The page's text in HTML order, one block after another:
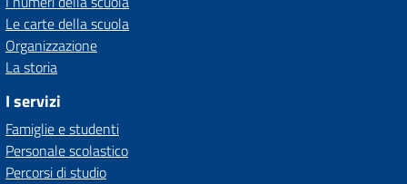
Le carte della scuola
Organizzazione
La storia
I servizi
Famiglie e studenti
Personale scolastico
Percorsi di studio